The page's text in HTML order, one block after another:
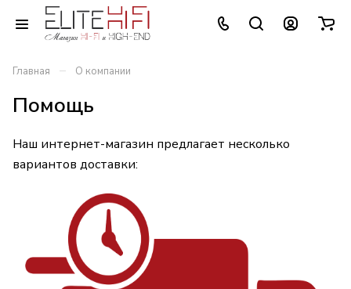
Главная – О компании
Помощь
Наш интернет-магазин предлагает несколько
вариантов доставки: